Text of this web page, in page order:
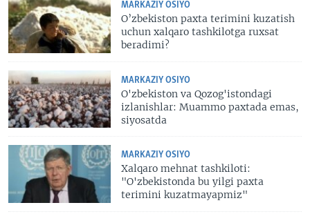
MARKAZIY OSIYO
O’zbekiston paxta terimini kuzatish
uchun xalqaro tashkilotga ruxsat
beradimi?
MARKAZIY OSIYO
O'zbekiston va Qozog'istondagi
izlanishlar: Muammo paxtada emas,
siyosatda
MARKAZIY OSIYO
Xalqaro mehnat tashkiloti:
"O'zbekistonda bu yilgi paxta
terimini kuzatmayapmiz"